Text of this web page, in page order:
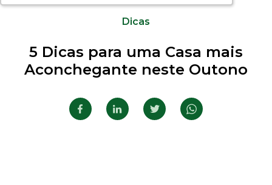
Dicas
5 Dicas para uma Casa mais
Aconchegante neste Outono